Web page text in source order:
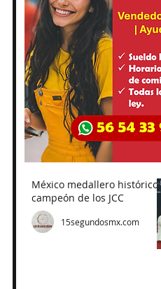
México medallero histórico,
campeón de los JCC
15segundosmx.com